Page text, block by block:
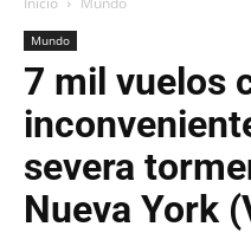
Mundo
7 mil vuelos
severa
Nueva York